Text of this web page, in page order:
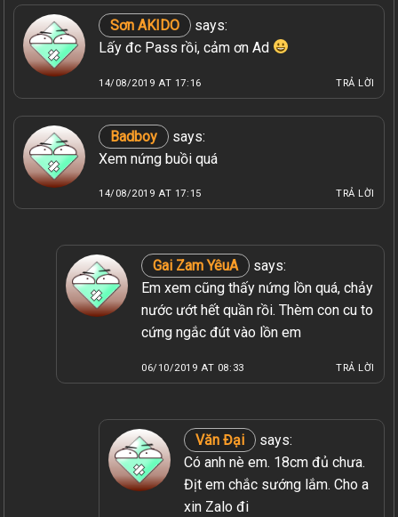
Sơn AKIDO
says:
Lấy đc Pass rồi, cảm ơn Ad
14/08/2019 AT 17:16 TRẢ LỜI
Badboy
says:
Xem nứng buồi quá
14/08/2019 AT 17:15 TRẢ LỜI
Gai Zam YêuA
says:
Em xem cũng thấy nứng lồn quá, chảy
nước ướt hết quần rồi. Thèm con cu to
cứng ngắc đút vào lồn em
06/10/2019 AT 08:33 TRẢ LỜI
Văn Đại
says:
Có anh nè em. 18cm đủ chưa.
Địt em chắc sướng lắm. Cho a
xin Zalo đi